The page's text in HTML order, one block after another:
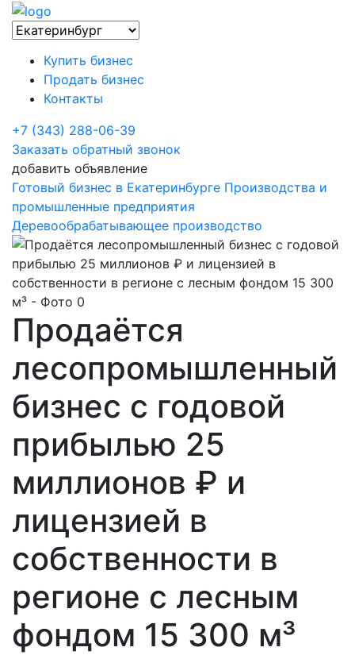
Купить бизнес
Продать бизнес
Контакты
+7 (343) 288-06-39
Заказать обратный звонок
добавить объявление
Готовый бизнес в Екатеринбурге Производства и
промышленные предприятия
Деревообрабатывающее производство
Продаётся
лесопромышленный
бизнес с годовой
прибылью 25
миллионов ₽ и
лицензией в
собственности в
регионе с лесным
фондом 15 300 м³